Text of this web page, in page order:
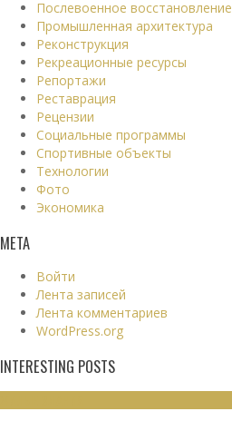
Послевоенное восстановление
Промышленная архитектура
Реконструкция
Рекреационные ресурсы
Репортажи
Реставрация
Рецензии
Социальные программы
Спортивные объекты
Технологии
Фото
Экономика
МЕТА
Войти
Лента записей
Лента комментариев
WordPress.org
INTERESTING POSTS